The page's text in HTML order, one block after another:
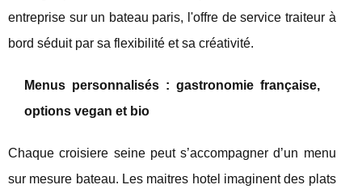
entreprise sur un bateau paris, l'offre de service traiteur à
bord séduit par sa flexibilité et sa créativité.
Menus personnalisés : gastronomie française,
options vegan et bio
Chaque croisiere seine peut s’accompagner d’un menu
sur mesure bateau. Les maitres hotel imaginent des plats